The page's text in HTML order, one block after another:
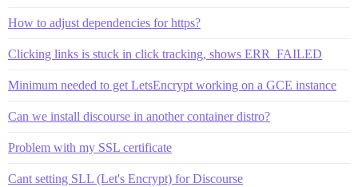
How to adjust dependencies for https?
Clicking links is stuck in click tracking, shows ERR_FAILED
Minimum needed to get LetsEncrypt working on a GCE instance
Can we install discourse in another container distro?
Problem with my SSL certificate
Cant setting SLL (Let's Encrypt) for Discourse